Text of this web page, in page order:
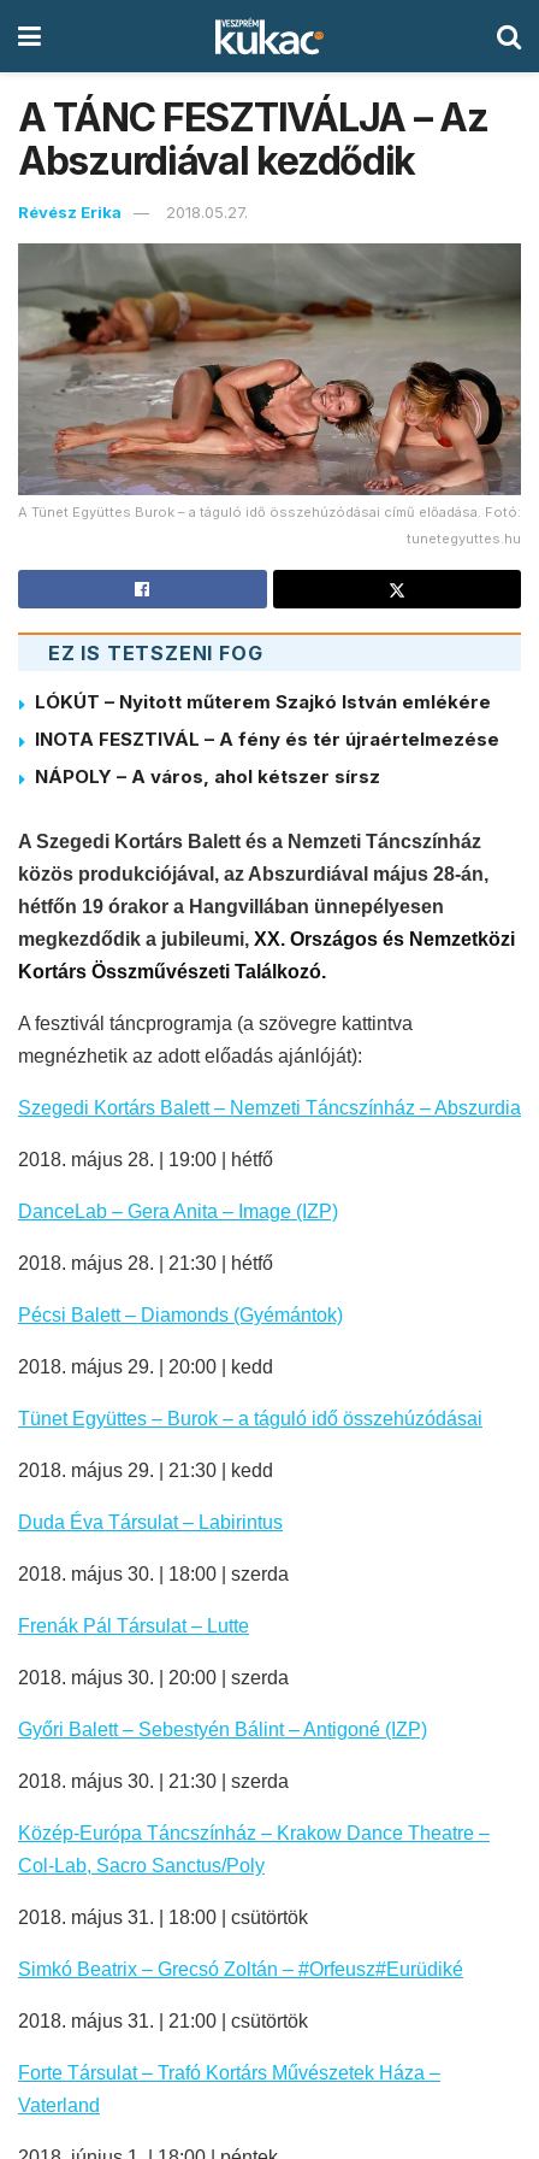
A TÁNC FESZTIVÁLJA – Az
Abszurdiával kezdődik
Révész Erika 2018.05.27.
A Tünet Együttes Burok – a táguló idő összehúzódásai című előadása. Fotó:
tunetegyuttes.hu
EZ IS TETSZENI FOG
LÓKÚT – Nyitott műterem Szajkó István emlékére
INOTA FESZTIVÁL – A fény és tér újraértelmezése
NÁPOLY – A város, ahol kétszer sírsz
A Szegedi Kortárs Balett és a Nemzeti Táncszínház
közös produkciójával, az Abszurdiával május 28-án,
hétfőn 19 órakor a Hangvillában ünnepélyesen
megkezdődik a jubileumi, XX. Országos és Nemzetközi
Kortárs Összművészeti Találkozó.
A fesztivál táncprogramja (a szövegre kattintva
megnézhetik az adott előadás ajánlóját):
Szegedi Kortárs Balett – Nemzeti Táncszínház – Abszurdia
2018. május 28. | 19:00 | hétfő
DanceLab – Gera Anita – Image (IZP)
2018. május 28. | 21:30 | hétfő
Pécsi Balett – Diamonds (Gyémántok)
2018. május 29. | 20:00 | kedd
Tünet Együttes – Burok – a táguló idő összehúzódásai
2018. május 29. | 21:30 | kedd
Duda Éva Társulat – Labirintus
2018. május 30. | 18:00 | szerda
Frenák Pál Társulat – Lutte
2018. május 30. | 20:00 | szerda
Győri Balett – Sebestyén Bálint – Antigoné (IZP)
2018. május 30. | 21:30 | szerda
Közép-Európa Táncszínház – Krakow Dance Theatre –
Col-Lab, Sacro Sanctus/Poly
2018. május 31. | 18:00 | csütörtök
Simkó Beatrix – Grecsó Zoltán – #Orfeusz#Eurüdiké
2018. május 31. | 21:00 | csütörtök
Forte Társulat – Trafó Kortárs Művészetek Háza –
Vaterland